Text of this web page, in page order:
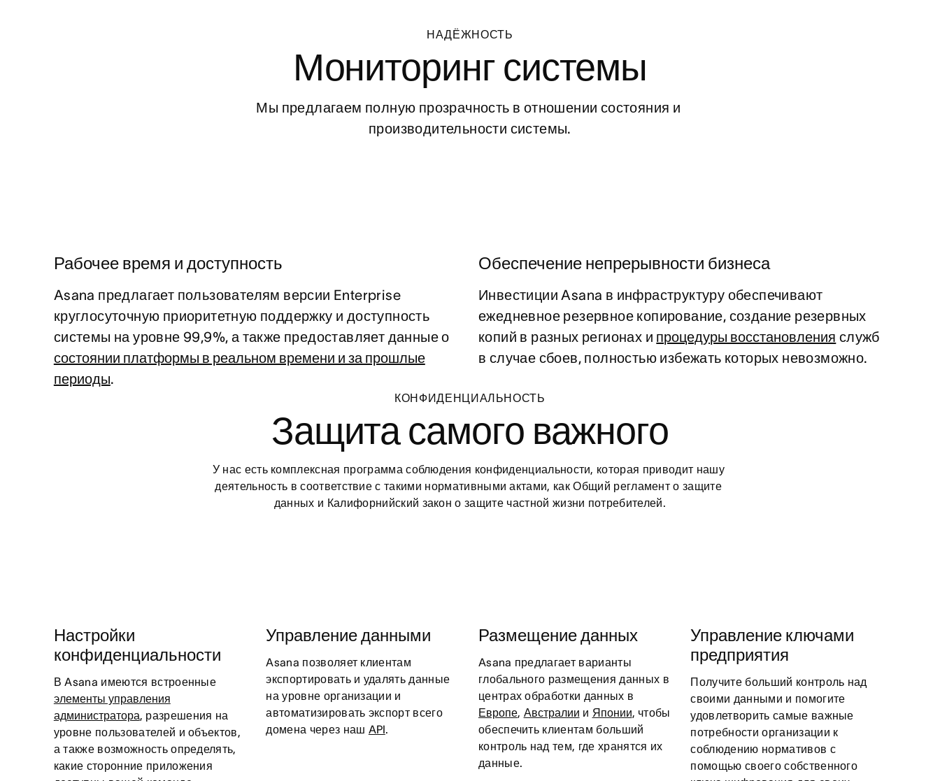
НАДЁЖНОСТЬ
Мониторинг системы
Мы предлагаем полную прозрачность в отношении состояния и
производительности системы.
Рабочее время и доступность
Asana предлагает пользователям версии Enterprise
круглосуточную приоритетную поддержку и доступность
системы на уровне 99,9%, а также предоставляет данные о
состоянии платформы в реальном времени и за прошлые
периоды.
Обеспечение непрерывности бизнеса
Инвестиции Asana в инфраструктуру обеспечивают
ежедневное резервное копирование, создание резервных
копий в разных регионах и процедуры восстановления служб
в случае сбоев, полностью избежать которых невозможно.
КОНФИДЕНЦИАЛЬНОСТЬ
Защита самого важного
У нас есть комплексная программа соблюдения конфиденциальности, которая приводит нашу
деятельность в соответствие с такими нормативными актами, как Общий регламент о защите
данных и Калифорнийский закон о защите частной жизни потребителей.
Настройки
конфиденциальности
В Asana имеются встроенные
элементы управления
администратора, разрешения на
уровне пользователей и объектов,
а также возможность определять,
какие сторонние приложения
Управление данными
Asana позволяет клиентам
экспортировать и удалять данные
на уровне организации и
автоматизировать экспорт всего
домена через наш API.
Размещение данных
Asana предлагает варианты
глобального размещения данных в
центрах обработки данных в
Европе, Австралии и Японии, чтобы
обеспечить клиентам больший
контроль над тем, где хранятся их
данные.
Управление ключами
предприятия
Получите больший контроль над
своими данными и помогите
удовлетворить самые важные
потребности организации к
соблюдению нормативов с
помощью своего собственного